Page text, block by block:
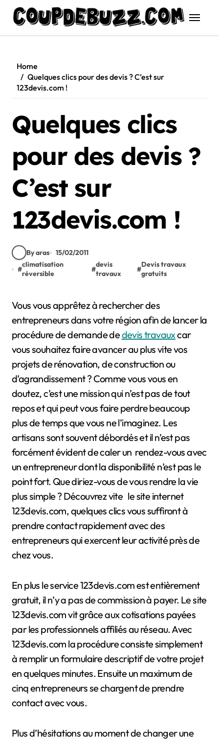
content
Home
Quelques clics pour des devis ? C’est sur
123devis.com !
Quelques clics
pour des devis ?
C’est sur
123devis.com !
By aras
15/02/2011
#
climatisation
réversible
#
devis
travaux
#
Devis travaux
gratuits
Vous vous apprêtez à rechercher des
entrepreneurs dans votre région afin de lancer la
procédure de demande dedevis travauxcar
vous souhaitez faire avancer au plus vite vos
projets de rénovation, de construction ou
d’agrandissement ? Comme vous vous en
doutez, c’est une mission qui n’est pas de tout
repos et qui peut vous faire perdre beaucoup
plus de temps que vous ne l’imaginez. Les
artisans sont souvent débordés et il n’est pas
forcément évident de caler un rendez-vous avec
un entrepreneur dont la disponibilité n’est pas le
point fort. Que diriez-vous de vous rendre la vie
plus simple ? Découvrez vite le site internet
123devis.com, quelques clics vous suffiront à
prendre contact rapidement avec des
entrepreneurs qui exercent leur activité près de
chez vous.
En plus le service 123devis.com est entièrement
gratuit, il n’y a pas de commission à payer. Le site
123devis.com vit grâce aux cotisations payées
par les professionnels affiliés au réseau. Avec
123devis.com la procédure consiste simplement
à remplir un formulaire descriptif de votre projet
en quelques minutes. Ensuite un maximum de
cinq entrepreneurs se chargent de prendre
contact avec vous.
Plus d’hésitations au moment de changer une